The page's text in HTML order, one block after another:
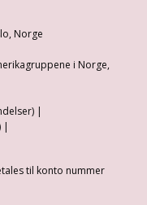
Norge
i Norge,
|
|
til konto nummer